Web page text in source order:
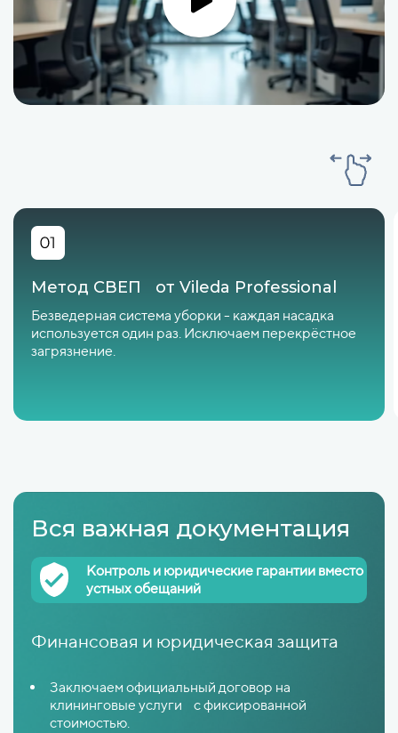
Метод СВЕП от Vileda Professional
Безведерная система уборки - каждая насадка
используется один раз. Исключаем перекрёстное
загрязнение.
Вся важная документация
Контроль и юридические гарантии вместо
устных обещаний
Финансовая и юридическая защита
Заключаем официальный договор на
клининговые услуги с фиксированной
стоимостью.